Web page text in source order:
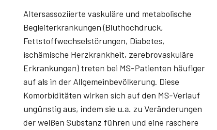
Altersassoziierte vaskuläre und metabolische
Begleiterkrankungen (Bluthochdruck,
Fettstoffwechselstörungen, Diabetes,
ischämische Herzkrankheit, zerebrovaskuläre
Erkrankungen) treten bei MS-Patienten häufiger
auf als in der Allgemeinbevölkerung. Diese
Komorbiditäten wirken sich auf den MS-Verlauf
ungünstig aus, indem sie u.a. zu Veränderungen
der weißen Substanz führen und eine raschere